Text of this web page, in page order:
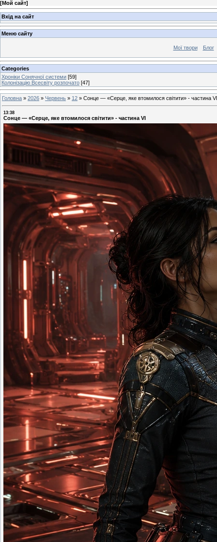
[Мой сайт]
Вхід на сайт
Меню сайту
Мої твори Блог
Categories
Хроніки Сонячної системи [59]
Колонізацію Всесвіту розпочато [47]
Головна » 2026 » Червень » 12 » Сонце — «Серце, яке втомилося світити» - частина VІ
13:38
Сонце — «Серце, яке втомилося світити» - частина VІ